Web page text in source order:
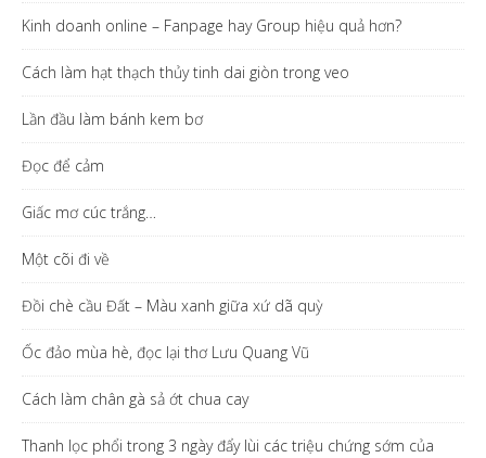
Kinh doanh online – Fanpage hay Group hiệu quả hơn?
Cách làm hạt thạch thủy tinh dai giòn trong veo
Lần đầu làm bánh kem bơ
Đọc để cảm
Giấc mơ cúc trắng…
Một cõi đi về
Đồi chè cầu Đất – Màu xanh giữa xứ dã quỳ
Ốc đảo mùa hè, đọc lại thơ Lưu Quang Vũ
Cách làm chân gà sả ớt chua cay
Thanh lọc phổi trong 3 ngày đẩy lùi các triệu chứng sớm của